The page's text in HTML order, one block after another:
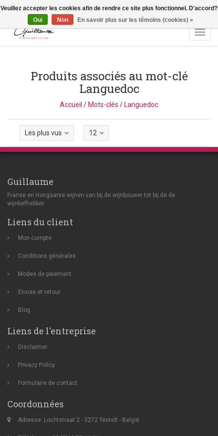
Vragen? Bel ons: +32 (0)13 - 77 11 21 - Winkel: Lochtstraat 2,
3272 Testelt -info@guillaumewijnen.be
Produits associés au mot-clé
Languedoc
Accueil /Mots-clés /Languedoc
Les plus vus 12
Guillaume
Franse en Hongaarse wijnen van bij de wijnbouwer tot bij de de
wijnliefhebber.
Liens du client
Mon compte
Conditions générales
Modes de paiement
Envoie et retour
Blog
Liens de l'entreprise
Disclaimer
Privacy Policy
Formulaire de contact
Coordonnées
Adresse: Lochtstraat 2 - 3272 Testelt - België
Veuillez accepter les cookies afin de rendre ce site plus fonctionnel. D'accord?
Oui
Non En savoir plus sur les témoins (cookies) »